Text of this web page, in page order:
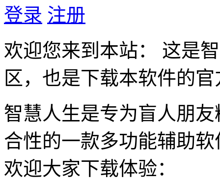
登录 注册
欢迎您来到本站： 这是
区，也是下载本软件的
智慧人生是专为盲人朋
合性的一款多功能辅助
欢迎大家下载体验：